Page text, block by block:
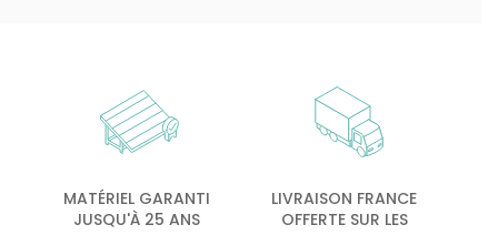
MATÉRIEL GARANTI
JUSQU'À 25 ANS
LIVRAISON FRANCE
OFFERTE SUR LES